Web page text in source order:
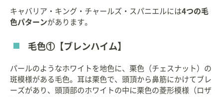
キャバリア・キング・チャールズ・スパニエルには4つの毛
色パターンがあります。
毛色①【ブレンハイム】
パールのようなホワイトを地色に、栗色（チェスナット）の
斑模様がある毛色。耳は栗色で、頭頂から鼻筋にかけてブレ
ーズがあり、頭頂部のホワイトの中に栗色の菱形模様（ロザ